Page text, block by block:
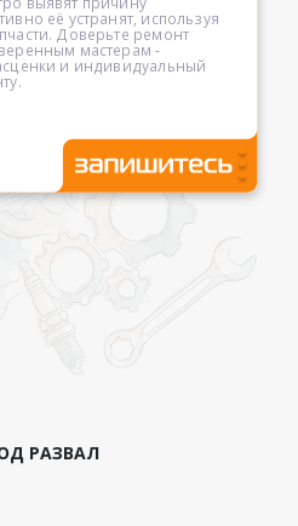
её устранят, используя
Доверьте ремонт
мастерам -
и индивидуальный
РАЗВАЛ